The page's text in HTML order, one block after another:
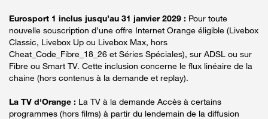
Eurosport 1 inclus jusqu’au 31 janvier 2029 : Pour toute
nouvelle souscription d’une offre Internet Orange éligible (Livebox
Classic, Livebox Up ou Livebox Max, hors
Cheat_Code_Fibre_18_26 et Séries Spéciales), sur ADSL ou sur
Fibre ou Smart TV. Cette inclusion concerne le flux linéaire de la
chaine (hors contenus à la demande et replay).
La TV d'Orange : La TV à la demande Accès à certains
programmes (hors films) à partir du lendemain de la diffusion